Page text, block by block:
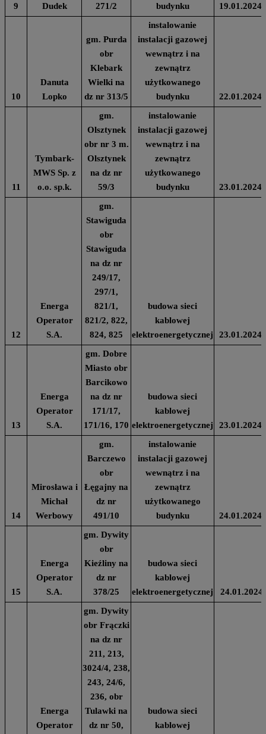
9 Dudek 271/2 budynku 19.01.2024
10
Danuta
Lopko
gm. Purda
obr
Klebark
Wielki na
dz nr 313/5
instalowanie
instalacji gazowej
wewnątrz i na
zewnątrz
użytkowanego
budynku
22.01.2024
11
Tymbark-
MWS Sp. z
o.o. sp.k.
gm.
Olsztynek
obr nr 3 m.
Olsztynek
na dz nr
59/3
instalowanie
instalacji gazowej
wewnątrz i na
zewnątrz
użytkowanego
budynku
23.01.2024
12
Energa
Operator
S.A.
gm.
Stawiguda
obr
Stawiguda
na dz nr
249/17,
297/1,
821/1,
821/2, 822,
824, 825
budowa sieci
kablowej
elektroenergetycznej
23.01.2024
13
Energa
Operator
S.A.
gm. Dobre
Miasto obr
Barcikowo
na dz nr
171/17,
171/16, 170
budowa sieci
kablowej
elektroenergetycznej
23.01.2024
14
Mirosława i
Michał
Werbowy
gm.
Barczewo
obr
Łęgajny na
dz nr
491/10
instalowanie
instalacji gazowej
wewnątrz i na
zewnątrz
użytkowanego
budynku
24.01.2024
15
Energa
Operator
S.A.
gm. Dywity
obr
Kieźliny na
dz nr
378/25
budowa sieci
kablowej
elektroenergetycznej
24.01.2024
Energa
Operator
gm. Dywity
obr Frączki
na dz nr
211, 213,
3024/4, 238,
243, 24/6,
236, obr
Tulawki na
dz nr 50,
budowa sieci
kablowej